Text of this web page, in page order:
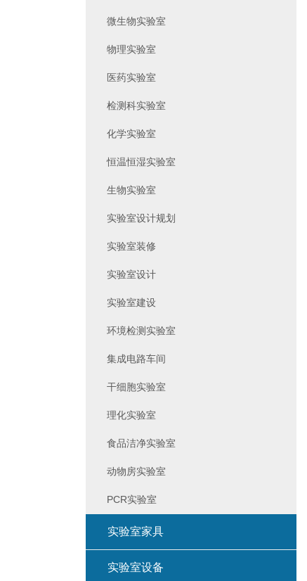
微生物实验室
物理实验室
医药实验室
检测科实验室
化学实验室
恒温恒湿实验室
生物实验室
实验室设计规划
实验室装修
实验室设计
实验室建设
环境检测实验室
集成电路车间
干细胞实验室
理化实验室
食品洁净实验室
动物房实验室
PCR实验室
实验室家具
实验室设备